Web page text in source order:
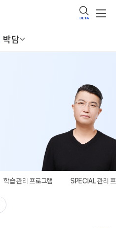
BETA
박담
학습 관리 프로그램 SPECIAL 관리